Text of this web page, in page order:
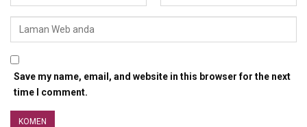
Save my name, email, and website in this browser for the next
time I comment.